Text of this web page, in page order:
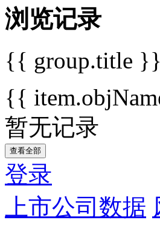
浏览记录
{{ group.title }}
{{
暂无记录
查看全部
登录
上市公司数据